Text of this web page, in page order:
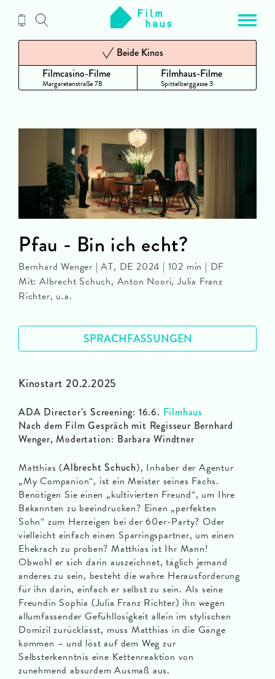
Inhalt
Filmcasino-Filme
Margaretenstraße 78
Beide Kinos
Filmhaus-Filme
Spittelberggasse 3
Kinostart 20.2.2025
ADA Director’s Screening: 16.6. Filmhaus
Nach dem Film Gespräch mit Regisseur Bernhard
Wenger, Modertation: Barbara Windtner
Matthias (Albrecht Schuch), Inhaber der Agentur
„My Companion“, ist ein Meister seines Fachs.
Benötigen Sie einen „kultivierten Freund“, um Ihre
Bekannten zu beeindrucken? Einen „perfekten
Sohn“ zum Herzeigen bei der 60er-Party? Oder
vielleicht einfach einen Sparringspartner, um einen
Ehekrach zu proben? Matthias ist Ihr Mann!
Obwohl er sich darin auszeichnet, täglich jemand
anderes zu sein, besteht die wahre Herausforderung
für ihn darin, einfach er selbst zu sein. Als seine
Freundin Sophia (Julia Franz Richter) ihn wegen
allumfassender Gefühllosigkeit allein im stylischen
Domizil zurücklässt, muss Matthias in die Gänge
kommen – und löst auf dem Weg zur
Selbsterkenntnis eine Kettenreaktion von
zunehmend absurdem Ausmaß aus.
Pfau - Bin ich echt?
Bernhard Wenger | AT, DE 2024 | 102 min | DF
Mit: Albrecht Schuch, Anton Noori, Julia Franz
Richter, u.a.
SPRACHFASSUNGEN